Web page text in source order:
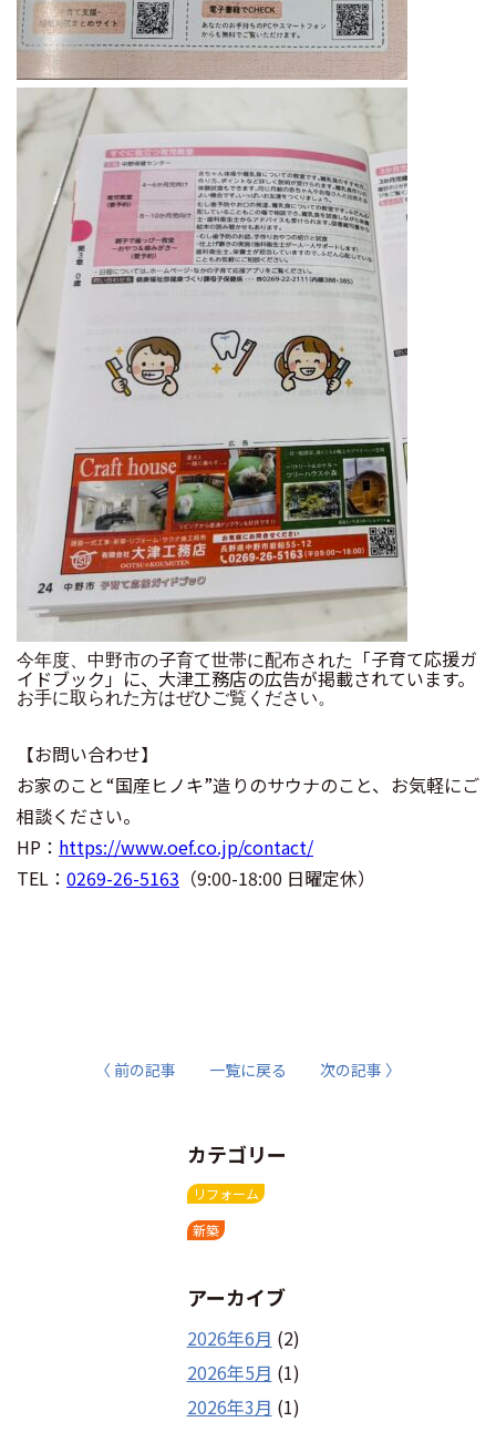
今年度、 中野市の子育て世帯に配布された 「子育て応援ガ
イドブック」 に、 大津工務店の広告が掲載されています。
お手に取られた方はぜひご覧ください。
【お問い合わせ】
お家のこと“国産ヒノキ”造りのサウナのこと、お気軽にご
相談ください。
HP： https://www.oef.co.jp/contact/
TEL： 0269-26-5163 （9:00-18:00 日曜定休）
〈 前の記事 一覧に戻る 次の記事 〉
カテゴリー
リフォーム
新築
アーカイブ
2026年6月 (2)
2026年5月 (1)
2026年3月 (1)